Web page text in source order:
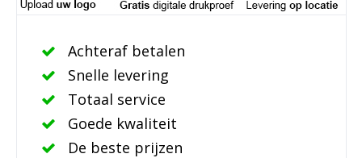
Achteraf betalen
Snelle levering
Totaal service
Goede kwaliteit
De beste prijzen